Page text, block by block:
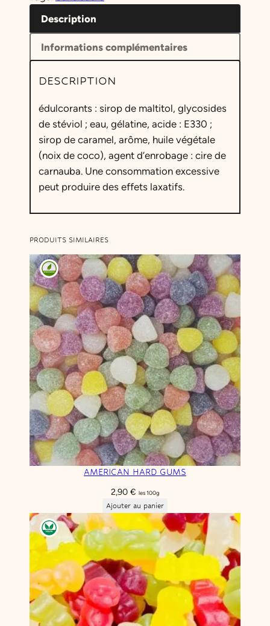
Description
Informations complémentaires
DESCRIPTION
édulcorants : sirop de maltitol, glycosides
de stéviol ; eau, gélatine, acide : E330 ;
sirop de caramel, arôme, huile végétale
(noix de coco), agent d’enrobage : cire de
carnauba. Une consommation excessive
peut produire des effets laxatifs.
PRODUITS SIMILAIRES
AMERICAN HARD GUMS
2,90 € les 100g
Ajouter au panier